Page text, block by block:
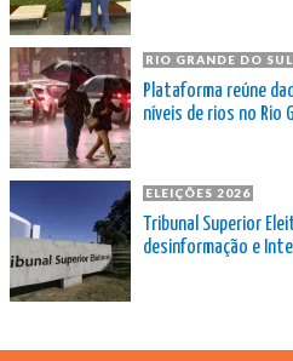
RIO GRANDE DO SUL
Plataforma reúne
níveis de rios no Rio
ELEIÇÕES 2026
Tribunal Superior
desinformação e